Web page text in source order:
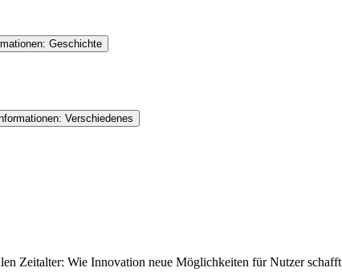
Geschichte
Verschiedenes
Zeitalter: Wie Innovation neue Möglichkeiten für Nutzer schafft